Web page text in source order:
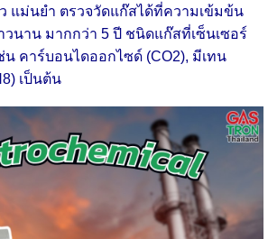
แม่นยำ ตรวจวัดแก๊สได้ที่ความเข้มข้น
วนาน มากกว่า 5 ปี ชนิดแก๊สที่เซ็นเซอร์
น คาร์บอนไดออกไซด์ (CO2), มีเทน
เป็นต้น